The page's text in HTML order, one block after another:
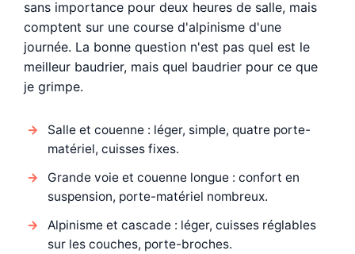
sans importance pour deux heures de salle, mais
comptent sur une course d'alpinisme d'une
journée. La bonne question n'est pas quel est le
meilleur baudrier, mais quel baudrier pour ce que
je grimpe.
Salle et couenne : léger, simple, quatre porte-
matériel, cuisses fixes.
Grande voie et couenne longue : confort en
suspension, porte-matériel nombreux.
Alpinisme et cascade : léger, cuisses réglables
sur les couches, porte-broches.